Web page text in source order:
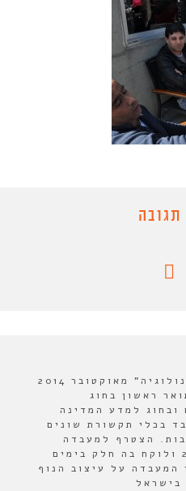
עורך מדור ספרים ב"אורבנולוגיה" מאוקטובר 2014
לתואר ראשון בחוג
ובחוג למדע המדינה
בכלי תקשורת שונים
הצטרף למעבדה
לעיצוב עירוני בשנת 2014 ולוקח בה חלק בימים
על עיצוב הנוף
בישראל